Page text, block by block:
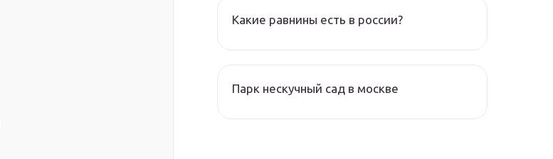
Какие равнины есть в россии?
Парк нескучный сад в москве